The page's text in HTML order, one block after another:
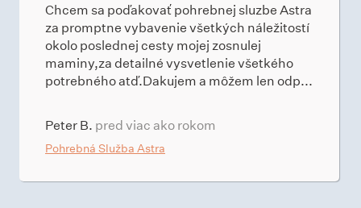
Chcem sa poďakovať pohrebnej sluzbe Astra
za promptne vybavenie všetkých náležitostí
okolo poslednej cesty mojej zosnulej
maminy,za detailné vysvetlenie všetkého
potrebného atď.Dakujem a môžem len odp...
Peter B. pred viac ako rokom
Pohrebná Služba Astra